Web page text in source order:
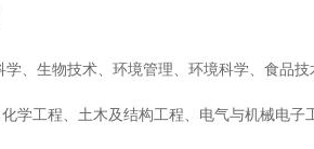
学、生物技术、环境管理、环境科学、食品
学工程、土木及结构工程、电气与机械电